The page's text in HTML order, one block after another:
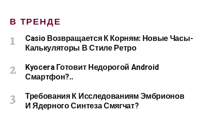
В ТРЕНДЕ
Casio Возвращается К Корням: Новые Часы-
Калькуляторы В Стиле Ретро
Kyocera Готовит Недорогой Android
Смартфон?..
Требования К Исследованиям Эмбрионов
И Ядерного Синтеза Смягчат?